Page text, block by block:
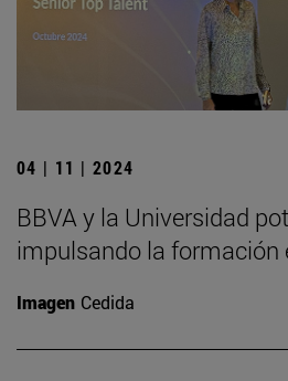
04 | 11 | 2024
BBVA y la Universidad
impulsando la formación
Imagen Cedida